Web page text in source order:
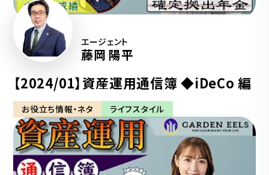
エージェント
藤岡 陽平
【2024/01】資産運用通信簿 ◆iDeCo 編
お役立ち情報・ネタ ライフスタイル